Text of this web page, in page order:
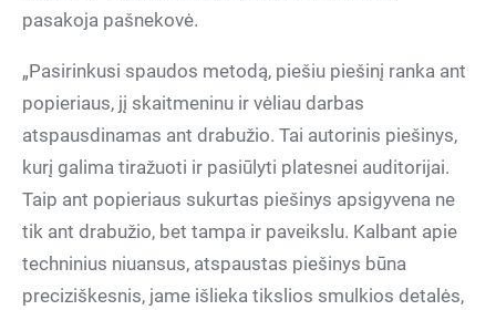
pasakoja pašnekovė.
„Pasirinkusi spaudos metodą, piešiu piešinį ranka ant
popieriaus, jį skaitmeninu ir vėliau darbas
atspausdinamas ant drabužio. Tai autorinis piešinys,
kurį galima tiražuoti ir pasiūlyti platesnei auditorijai.
Taip ant popieriaus sukurtas piešinys apsigyvena ne
tik ant drabužio, bet tampa ir paveikslu. Kalbant apie
techninius niuansus, atspaustas piešinys būna
preciziškesnis, jame išlieka tikslios smulkios detalės,